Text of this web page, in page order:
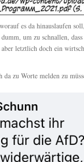
es da hinauslaufen
um zu schnallen,
letztlich doch ein
zu Worte melden zu